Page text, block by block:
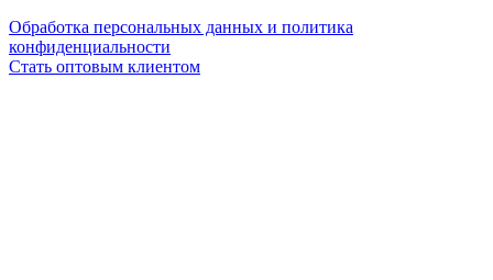
Обработка персональных данных и политика
конфиденциальности
Стать оптовым клиентом